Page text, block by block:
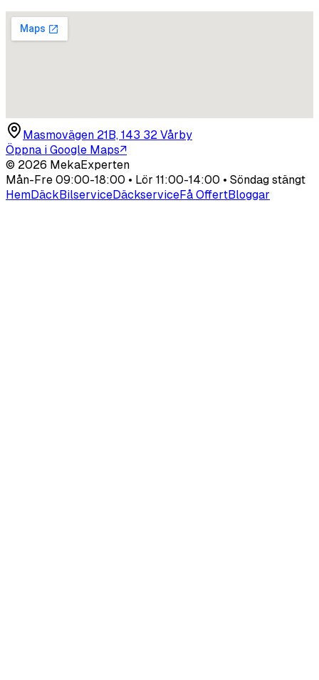
Masmovägen 21B, 143 32 Vårby
Öppna i Google Maps↗
© 2026 MekaExperten
Mån-Fre 09:00-18:00 • Lör 11:00-14:00 • Söndag stängt
HemDäckBilserviceDäckserviceFå OffertBloggar